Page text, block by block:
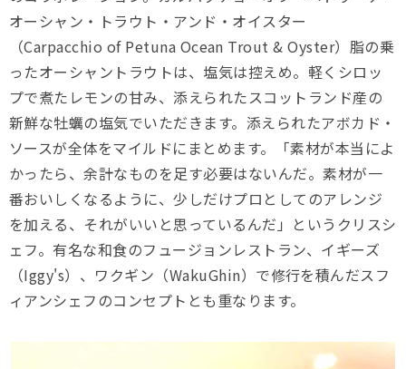
オーシャン・トラウト・アンド・オイスター
（Carpacchio of Petuna Ocean Trout & Oyster）脂の乗
ったオーシャントラウトは、塩気は控えめ。軽くシロッ
プで煮たレモンの甘み、添えられたスコットランド産の
新鮮な牡蠣の塩気でいただきます。添えられたアボカド・
ソースが全体をマイルドにまとめます。「素材が本当によ
かったら、余計なものを足す必要はないんだ。素材が一
番おいしくなるように、少しだけプロとしてのアレンジ
を加える、それがいいと思っているんだ」というクリスシ
ェフ。有名な和食のフュージョンレストラン、イギーズ
（Iggy's）、ワクギン（WakuGhin）で修行を積んだスフ
ィアンシェフのコンセプトとも重なります。